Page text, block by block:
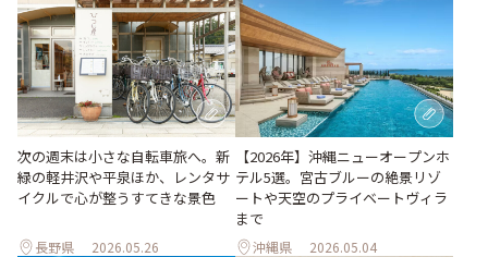
次の週末は小さな自転車旅へ。新
緑の軽井沢や平泉ほか、レンタサ
イクルで心が整うすてきな景色
長野県 2026.05.26
【2026年】沖縄ニューオープンホ
テル5選。宮古ブルーの絶景リゾ
ートや天空のプライベートヴィラ
まで
沖縄県 2026.05.04